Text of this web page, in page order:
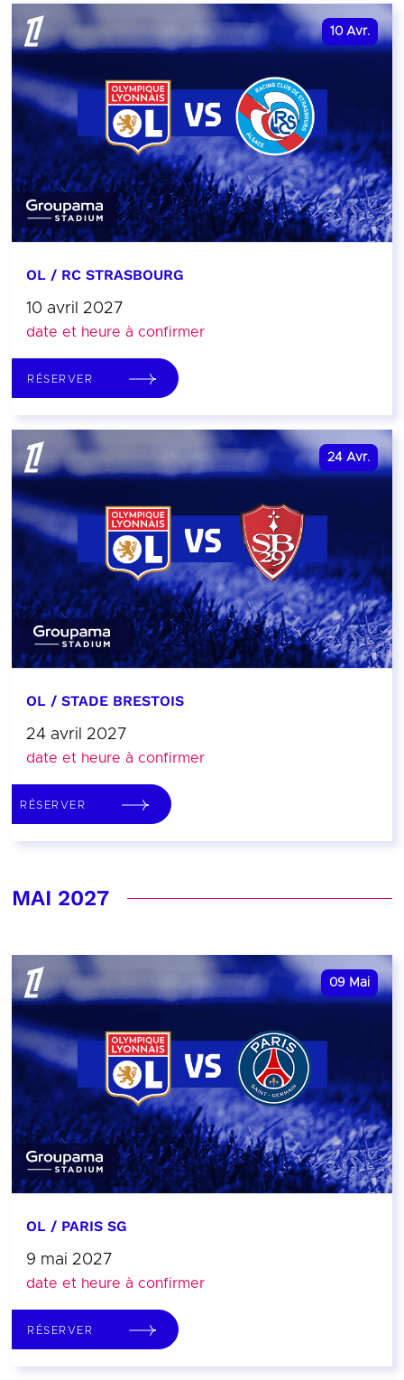
10 Avr.
OL / RC STRASBOURG
10 avril 2027
date et heure à confirmer
RÉSERVER
24 Avr.
OL / STADE BRESTOIS
24 avril 2027
date et heure à confirmer
RÉSERVER
MAI 2027
09 Mai
OL / PARIS SG
9 mai 2027
date et heure à confirmer
RÉSERVER